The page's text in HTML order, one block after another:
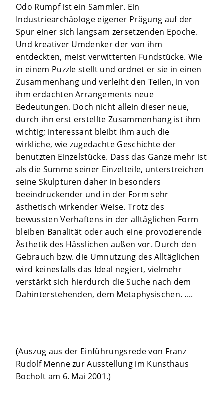
Odo Rumpf ist ein Sammler. Ein
Industriearchäologe eigener Prägung auf der
Spur einer sich langsam zersetzenden Epoche.
Und kreativer Umdenker der von ihm
entdeckten, meist verwitterten Fundstücke. Wie
in einem Puzzle stellt und ordnet er sie in einen
Zusammenhang und verleiht den Teilen, in von
ihm erdachten Arrangements neue
Bedeutungen. Doch nicht allein dieser neue,
durch ihn erst erstellte Zusammenhang ist ihm
wichtig; interessant bleibt ihm auch die
wirkliche, wie zugedachte Geschichte der
benutzten Einzelstücke. Dass das Ganze mehr ist
als die Summe seiner Einzelteile, unterstreichen
seine Skulpturen daher in besonders
beeindruckender und in der Form sehr
ästhetisch wirkender Weise. Trotz des
bewussten Verhaftens in der alltäglichen Form
bleiben Banalität oder auch eine provozierende
Ästhetik des Hässlichen außen vor. Durch den
Gebrauch bzw. die Umnutzung des Alltäglichen
wird keinesfalls das Ideal negiert, vielmehr
verstärkt sich hierdurch die Suche nach dem
Dahinterstehenden, dem Metaphysischen. ....
(Auszug aus der Einführungsrede von Franz
Rudolf Menne zur Ausstellung im Kunsthaus
Bocholt am 6. Mai 2001.)